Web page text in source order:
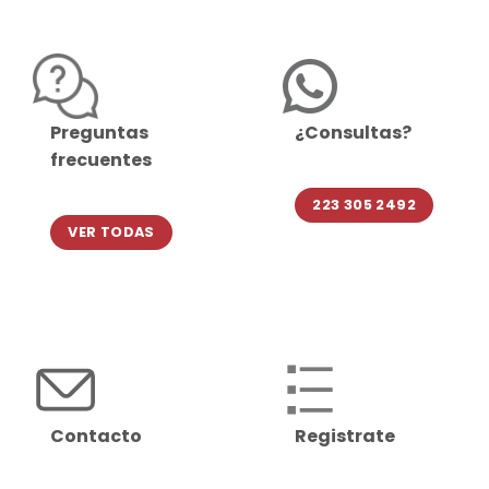
Preguntas
frecuentes
VER TODAS
¿Consultas?
223 305 2492
Contacto Registrate